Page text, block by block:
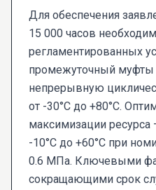
Для обеспечения
15 000 часов
регламентированных
промежуточный муфты
непрерывную
от -30°C до +80°C.
максимизации ресурса
-10°C до +60°C при
0.6 МПа. Ключевыми
сокращающими срок